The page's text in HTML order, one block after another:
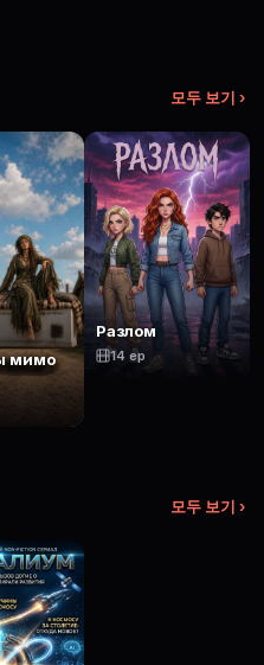
모두 보기 ›
мимо
Разлом
14 ep
모두 보기 ›